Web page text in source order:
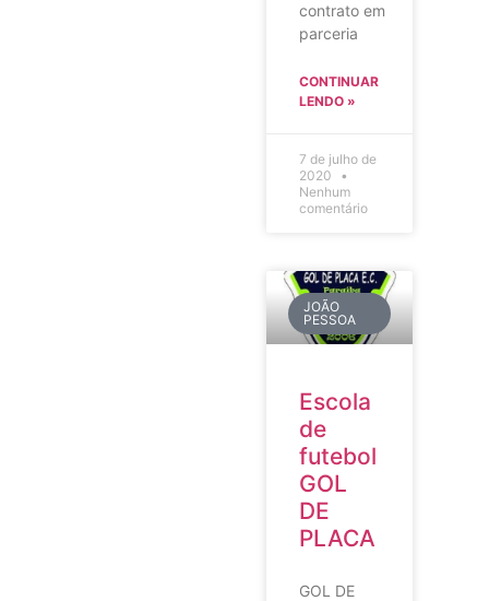
contrato em
parceria
CONTINUAR
LENDO »
7 de julho de
2020
Nenhum
comentário
JOÃO
PESSOA
Escola
de
futebol
GOL
DE
PLACA
GOL DE